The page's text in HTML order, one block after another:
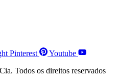
Pinterest
Youtube
Todos os direitos reservados